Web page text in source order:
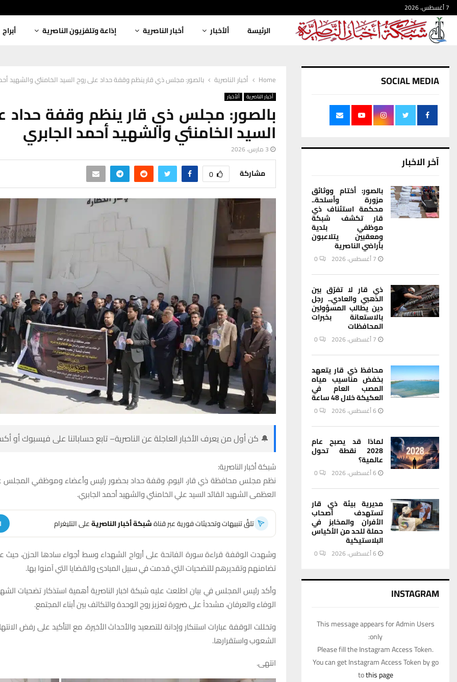
7 أغسطس، 2026
الرئيسة ألأخبار أخبار الناصرية إذاعة وتلفزيون الناصرية أبراج
Home أخبار الناصرية بالصور: مجلس ذي قار ينظم وقفة حداد على روح السيد الخامنئي والشهيد
أخبار الناصرية ألأخبار
بالصور: مجلس ذي قار ينظم وقفة حداد
السيد الخامنئي والشهيد أحمد الجابري
3 مارس، 2026
مشاركة 0
🔔 كن أول من يعرف الأخبار العاجلة عن الناصرية– تابع حساباتنا على فيسبوك أو
شبكة أخبار الناصرية:
نظم مجلس محافظة ذي قار، اليوم، وقفة حداد بحضور رئيس وأعضاء وموظفي المجلس
العظمى الشهيد القائد السيد علي الخامنئي والشهيد أحمد الجابري.
تلقَّ تنبيهات وتحديثات فورية عبر قناةشبكة أخبار الناصريةعلى التليغرام
وشهدت الوقفة قراءة سورة الفاتحة على أرواح الشهداء وسط أجواء سادها الحزن، حيث
تضامنهم وتقديرهم للتضحيات التي قدمت في سبيل المبادئ والقضايا التي آمنوا بها.
وأكد رئيس المجلس في بيان اطلعت عليه شبكة اخبار الناصرية أهمية استذكار تضحيات
الوفاء والعرفان، مشدداً على ضرورة تعزيز روح الوحدة والتكاتف بين أبناء المجتمع.
وتخللت الوقفة عبارات استنكار وإدانة للتصعيد والأحداث الأخيرة، مع التأكيد على رفض
الشعوب واستقرارها.
انتهى.
SOCIAL MEDIA
آخر الاخبار
بالصور: أختام ووثائق
مزورة وأسلحة..
محكمة استئناف ذي
قار تكشف شبكة
موظفي بلدية
ومعقبين يتلاعبون
بأراضي الناصرية
7 أغسطس، 2026 0
ذي قار لا تفرّق بين
الذهبي والعادي.. رجل
دين يطالب المسؤولين
بالاستعانة بخبرات
المحافظات
7 أغسطس، 2026 0
محافظ ذي قار يتعهد
بخفض مناسيب مياه
المصب العام في
العكيكة خلال 48 ساعة
6 أغسطس، 2026 0
لماذا قد يصبح عام
2028 نقطة تحول
عالمية؟
6 أغسطس، 2026 0
مديرية بيئة ذي قار
تستهدف أصحاب
الأفران والمخابز في
حملة للحد من الأكياس
البلاستيكية
6 أغسطس، 2026 0
INSTAGRAM
This message appears for Admin Users
only:
Please fill the Instagram Access Token.
You can get Instagram Access Token by go
tothis page